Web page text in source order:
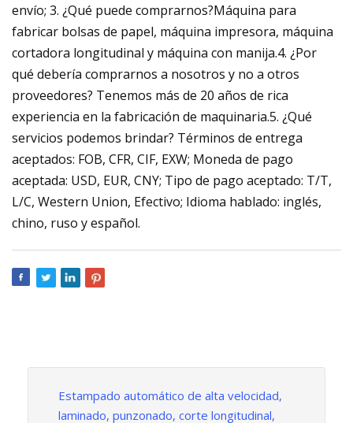
envío; 3. ¿Qué puede comprarnos?Máquina para
fabricar bolsas de papel, máquina impresora, máquina
cortadora longitudinal y máquina con manija.4. ¿Por
qué debería comprarnos a nosotros y no a otros
proveedores? Tenemos más de 20 años de rica
experiencia en la fabricación de maquinaria.5. ¿Qué
servicios podemos brindar? Términos de entrega
aceptados: FOB, CFR, CIF, EXW; Moneda de pago
aceptada: USD, EUR, CNY; Tipo de pago aceptado: T/T,
L/C, Western Union, Efectivo; Idioma hablado: inglés,
chino, ruso y español.
Estampado automático de alta velocidad,
laminado, punzonado, corte longitudinal,